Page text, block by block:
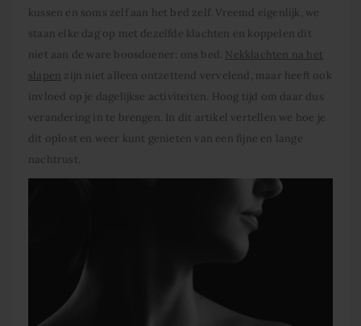
kussen en soms zelf aan het bed zelf. Vreemd eigenlijk, we
staan elke dag op met dezelfde klachten en koppelen dit
niet aan de ware boosdoener: ons bed. Nekklachten na het
slapen zijn niet alleen ontzettend vervelend, maar heeft ook
invloed op je dagelijkse activiteiten. Hoog tijd om daar dus
verandering in te brengen. In dit artikel vertellen we hoe je
dit oplost en weer kunt genieten van een fijne en lange
nachtrust.